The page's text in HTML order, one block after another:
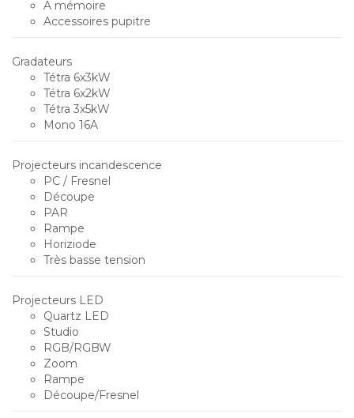
A mémoire
Accessoires pupitre
Gradateurs
Tétra 6x3kW
Tétra 6x2kW
Tétra 3x5kW
Mono 16A
Projecteurs incandescence
PC / Fresnel
Découpe
PAR
Rampe
Horiziode
Très basse tension
Projecteurs LED
Quartz LED
Studio
RGB/RGBW
Zoom
Rampe
Découpe/Fresnel